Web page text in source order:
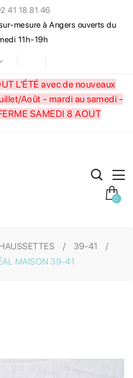
41 18 81 46
mesure à Angers ouverts du
11h-19h
L'ÉTÉ avec de nouveaux
Août - mardi au samedi -
SAMEDI 8 AOUT
0
39-41
MAISON 39-41